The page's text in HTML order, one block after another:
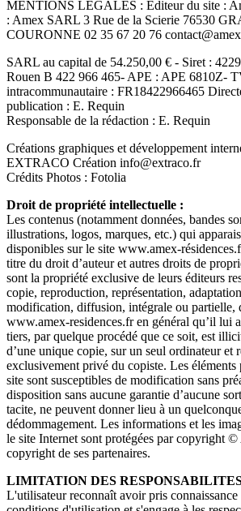
MENTIONS LEGALES : Editeur du site :
: Amex SARL 3 Rue de la Scierie 76530
COURONNE 02 35 67 20 76
SARL au capital de 54.250,00 € - Siret :
Rouen B 422 966 465- APE : APE 6810Z-
intracommunautaire : FR18422966465
publication : E. Requin
Responsable de la rédaction : E. Requin
Créations graphiques et développement
EXTRACO Création info@extraco.fr
Crédits Photos : Fotolia
Droit de propriété intellectuelle :
Les contenus (notamment données, bandes
illustrations, logos, marques, etc.) qui
disponibles sur le site www.amex-
titre du droit d’auteur et autres droits de
sont la propriété exclusive de leurs éditeurs
copie, reproduction, représentation,
modification, diffusion, intégrale ou partielle,
www.amex-residences.fr en général qu’il lui
tiers, par quelque procédé que ce soit, est
d’une unique copie, sur un seul ordinateur et
exclusivement privé du copiste. Les éléments
site sont susceptibles de modification sans
disposition sans aucune garantie d’aucune
tacite, ne peuvent donner lieu à un
dédommagement. Les informations et les
le site Internet sont protégées par copyright
copyright de ses partenaires.
LIMITATION DES
L'utilisateur reconnaît avoir pris connaissance